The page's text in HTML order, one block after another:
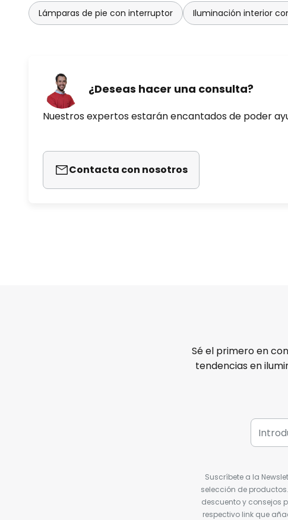
Lámparas de pie con interruptor Iluminación interior
¿Deseas hacer una consulta?
Nuestros expertos estarán encantados de poder
Contacta con nosotros
Sé el primero en
tendencias en
Suscríbete a la
selección de
descuento y consejos
respectivo link que